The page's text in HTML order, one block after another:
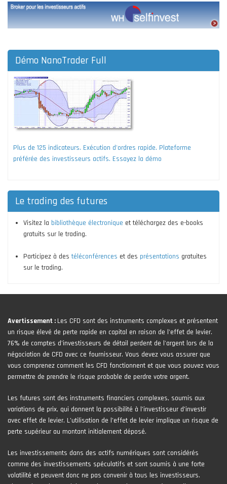
Démo NanoTrader Full
Plus de 125 indicateurs. Exécution d'ordres rapide. Plateforme
préférée des investisseurs actifs. Essayez la démo
Le trading des futures
Visitez la bibliothèque électronique et téléchargez des e-books
gratuits sur le trading.
Participez à destéléconférences et des présentations gratuites
sur le trading.
Avertissement : Les CFD sont des instruments complexes et présentent
un risque élevé de perte rapide en capital en raison de l'effet de levier.
76% de comptes d'investisseurs de détail perdent de l'argent lors de la
négociation de CFD avec ce fournisseur. Vous devez vous assurer que
vous comprenez comment les CFD fonctionnent et que vous pouvez vous
permettre de prendre le risque probable de perdre votre argent.
Les futures sont des instruments financiers complexes, soumis aux
variations de prix, qui donnent la possibilité à l’investisseur d’investir
avec effet de levier. L’utilisation de l’effet de levier implique un risque de
perte supérieur au montant initialement déposé.
Les investissements dans des actifs numériques sont considérés
comme des investissements spéculatifs et sont soumis à une forte
volatilité et peuvent donc ne pas convenir à tous les investisseurs.